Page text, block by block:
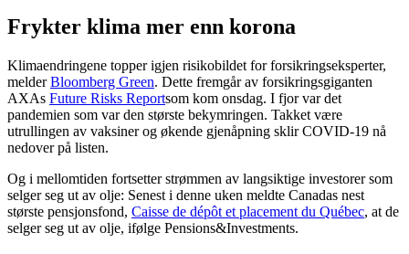
Frykter klima mer enn korona
Klimaendringene topper igjen risikobildet for forsikringseksperter,
melderBloomberg Green. Dette fremgår av forsikringsgiganten
AXAs Future Risks Reportsom kom onsdag. I fjor var det
pandemien som var den største bekymringen. Takket være
utrullingen av vaksiner og økende gjenåpning sklir COVID-19 nå
nedover på listen.
Og i mellomtiden fortsetter strømmen av langsiktige investorer som
selger seg ut av olje: Senest i denne uken meldte Canadas nest
største pensjonsfond, Caisse de dépôt et placement du Québec, at de
selger seg ut av olje, ifølge Pensions&Investments.